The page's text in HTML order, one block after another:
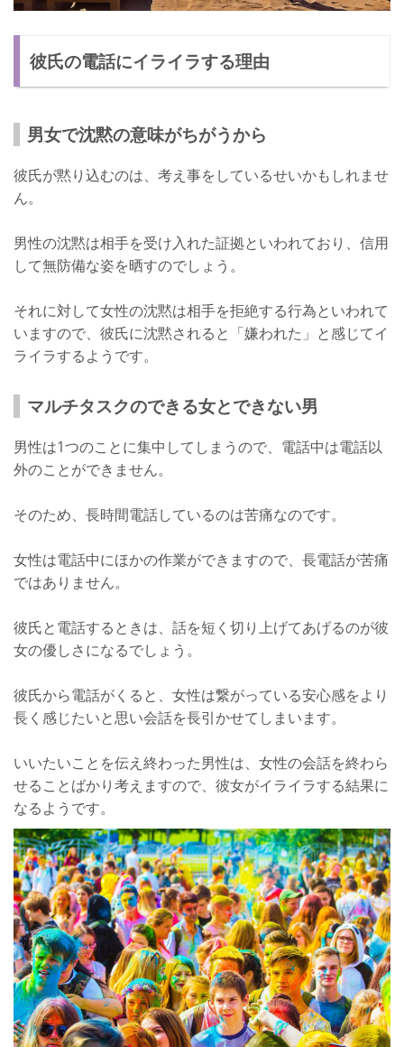
彼氏の電話にイライラする理由
男女で沈黙の意味がちがうから
彼氏が黙り込むのは、考え事をしているせいかもしれませ
ん。
男性の沈黙は相手を受け入れた証拠といわれており、信用
して無防備な姿を晒すのでしょう。
それに対して女性の沈黙は相手を拒絶する行為といわれて
いますので、彼氏に沈黙されると「嫌われた」と感じてイ
ライラするようです。
マルチタスクのできる女とできない男
男性は1つのことに集中してしまうので、電話中は電話以
外のことができません。
そのため、長時間電話しているのは苦痛なのです。
女性は電話中にほかの作業ができますので、長電話が苦痛
ではありません。
彼氏と電話するときは、話を短く切り上げてあげるのが彼
女の優しさになるでしょう。
彼氏から電話がくると、女性は繋がっている安心感をより
長く感じたいと思い会話を長引かせてしまいます。
いいたいことを伝え終わった男性は、女性の会話を終わら
せることばかり考えますので、彼女がイライラする結果に
なるようです。